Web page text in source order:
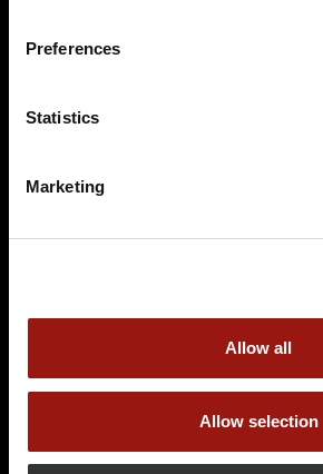
Preferences
Statistics
Marketing
Allow all
Allow selection
Auf der Karte anzeigen
Hauptkommissar Schröder